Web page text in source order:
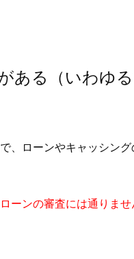
ある（いわゆ
、ローンやキャッシング
ーンの審査には通りませ